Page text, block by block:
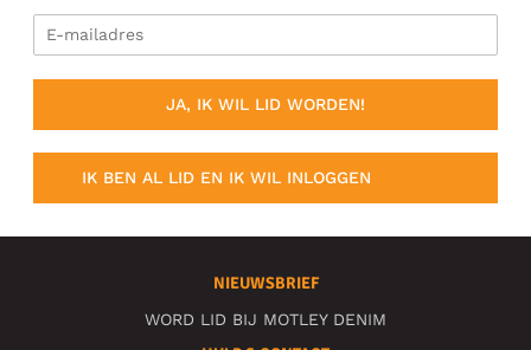
JA, IK WIL LID WORDEN!
IK BEN AL LID EN IK WIL INLOGGEN
NIEUWSBRIEF
WORD LID BIJ MOTLEY DENIM